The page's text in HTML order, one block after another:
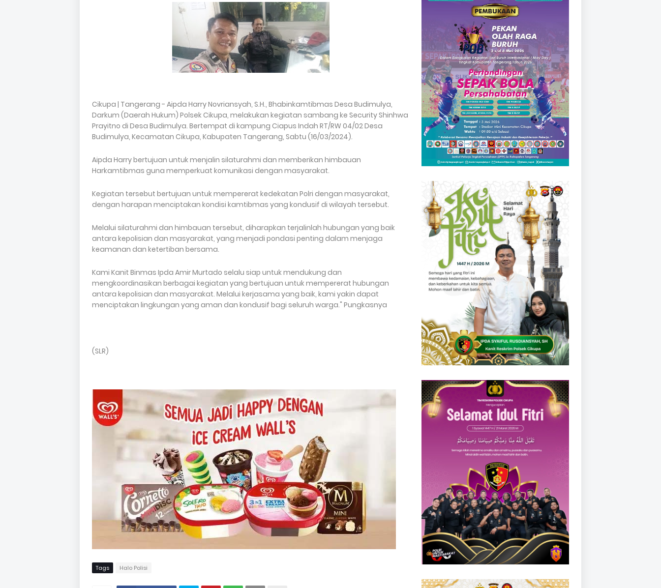
Cikupa | Tangerang - Aipda Harry Novriansyah, S.H., Bhabinkamtibmas Desa Budimulya,
Darkum (Daerah Hukum) Polsek Cikupa, melakukan kegiatan sambang ke Security Shinhwa
Prayitno di Desa Budimulya. Bertempat di kampung Ciapus Indah RT/RW 04/02 Desa
Budimulya, Kecamatan Cikupa, Kabupaten Tangerang, Sabtu (16/03/2024).
Aipda Harry bertujuan untuk menjalin silaturahmi dan memberikan himbauan
Harkamtibmas guna memperkuat komunikasi dengan masyarakat.
Kegiatan tersebut bertujuan untuk mempererat kedekatan Polri dengan masyarakat,
dengan harapan menciptakan kondisi kamtibmas yang kondusif di wilayah tersebut.
Melalui silaturahmi dan himbauan tersebut, diharapkan terjalinlah hubungan yang baik
antara kepolisian dan masyarakat, yang menjadi pondasi penting dalam menjaga
keamanan dan ketertiban bersama.
Kami Kanit Binmas Ipda Amir Murtado selalu siap untuk mendukung dan
mengkoordinasikan berbagai kegiatan yang bertujuan untuk mempererat hubungan
antara kepolisian dan masyarakat. Melalui kerjasama yang baik, kami yakin dapat
menciptakan lingkungan yang aman dan kondusif bagi seluruh warga." Pungkasnya
(SLR)
Tags Halo Polisi